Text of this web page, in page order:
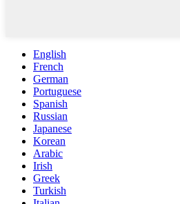
English
French
German
Portuguese
Spanish
Russian
Japanese
Korean
Arabic
Irish
Greek
Turkish